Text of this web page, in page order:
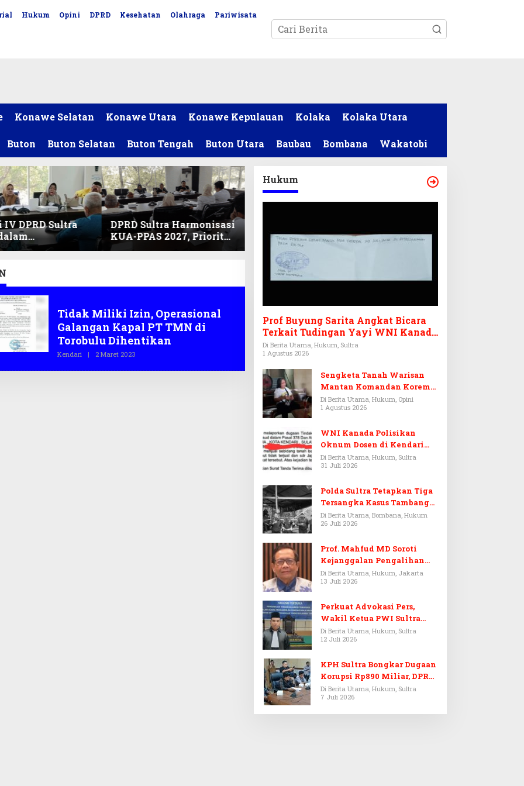
Hukum Opini DPRD Kesehatan Olahraga Pariwisata
Konawe Selatan Konawe Utara Konawe Kepulauan Kolaka Kolaka Utara
Buton Buton Selatan Buton Tengah Buton Utara Baubau Bombana Wakatobi
DPRD Sultra
KUA-PPAS
DPRD Sultra Harmonisasi
KUA-PPAS 2027, Prioritas
Pendidikan, Kebudayaan,
Tidak Miliki Izin, Operasional
Galangan Kapal PT TMN di
Torobulu Dihentikan
Kendari | 2 Maret 2023
E
Hukum
Prof Buyung Sarita Angkat Bicara
Terkait Tudingan Yayi WNI Kanada
Ditagih Utang Rp3,6 Miliar
Di Berita Utama, Hukum, Sultra
1 Agustus 2026
Sengketa Tanah Warisan
Mantan Komandan Korem
143/HO, Ketika Warisan
Menjadi Arena Pemerasan
Di Berita Utama, Hukum, Opini
1 Agustus 2026
WNI Kanada Polisikan
Oknum Dosen di Kendari
Terkait Aset Puluhan Miliar
Di Berita Utama, Hukum, Sultra
31 Juli 2026
Polda Sultra Tetapkan Tiga
Tersangka Kasus Tambang
Emas Ilegal di Bombana
Di Berita Utama, Bombana, Hukum
26 Juli 2026
Prof. Mahfud MD Soroti
Kejanggalan Pengalihan
Penyelidikan Tersangka
Febrie Adriansyah
Di Berita Utama, Hukum, Jakarta
13 Juli 2026
Perkuat Advokasi Pers,
Wakil Ketua PWI Sultra
Resmi Dilantik Menjadi
Advokat PERADI
Di Berita Utama, Hukum, Sultra
12 Juli 2026
KPH Sultra Bongkar Dugaan
Korupsi Rp890 Miliar, DPRD
Sultra Gelar RDP
Di Berita Utama, Hukum, Sultra
7 Juli 2026